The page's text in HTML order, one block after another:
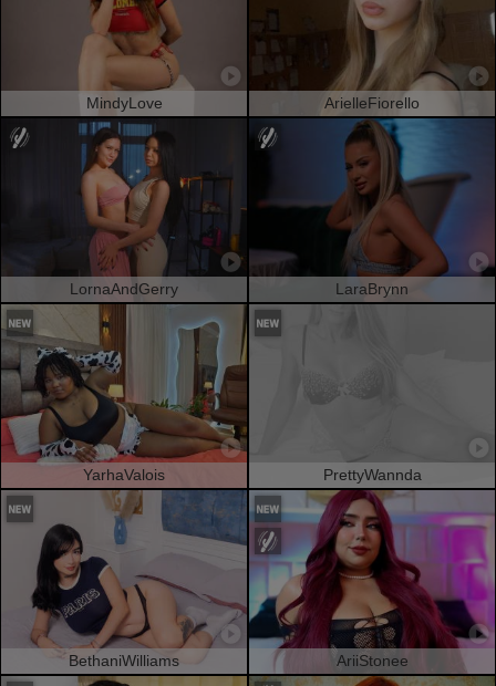
MindyLove ArielleFiorello
LornaAndGerry LaraBrynn
YarhaValois PrettyWannda
BethaniWilliams AriiStonee